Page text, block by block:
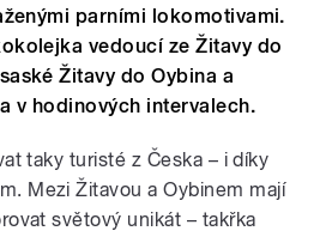
parními lokomotivami.
vedoucí ze Žitavy do
Žitavy do Oybina a
v hodinových intervalech.
taky turisté z Česka – i díky
Mezi Žitavou a Oybinem mají
světový unikát – takřka